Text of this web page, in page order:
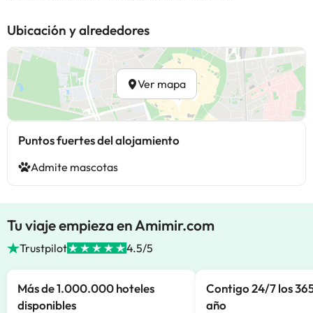
Ubicación y alrededores
Ver mapa
Puntos fuertes del alojamiento
Admite mascotas
Tu viaje empieza en Amimir.com
Trustpilot 4.5/5
Más de 1.000.000 hoteles
disponibles
Contigo 24/7 los
año